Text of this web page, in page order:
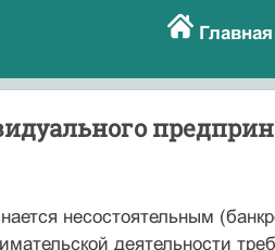
Главная
несостоятельным
деятельности